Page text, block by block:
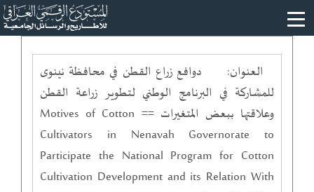
العنوان:
دوافع زراع القطن في محافظة نينوى
للمشاركة في البرنامج الوطني لتطوير زراعة القطن
وعلاقتها ببعض المتغيرات == Motives of Cotton
Cultivators in Nenavah Governorate to
Participate the National Program for Cotton
Cultivation Development and its Relation With